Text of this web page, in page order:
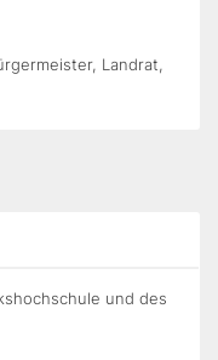
Landrat,
und des